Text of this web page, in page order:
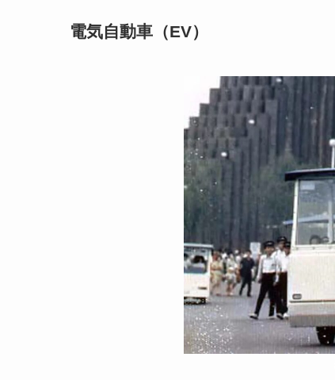
電気自動車（EV）